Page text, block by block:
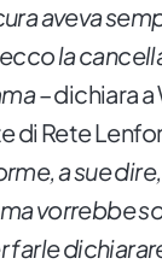
aveva
la
– dichiara a
di Rete
a sue
vorrebbe
farle